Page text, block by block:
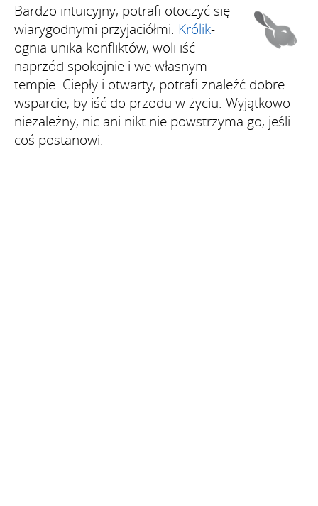
Bardzo intuicyjny, potrafi otoczyć się
wiarygodnymi przyjaciółmi. Królik-
ognia unika konfliktów, woli iść
naprzód spokojnie i we własnym
tempie. Ciepły i otwarty, potrafi znaleźć dobre
wsparcie, by iść do przodu w życiu. Wyjątkowo
niezależny, nic ani nikt nie powstrzyma go, jeśli
coś postanowi.